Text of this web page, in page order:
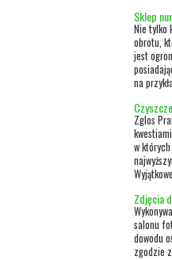
Sklep
Nie tylko
obrotu,
jest
na
Zglos
w
Zdjęcia
salonu
dowodu
zgodzie